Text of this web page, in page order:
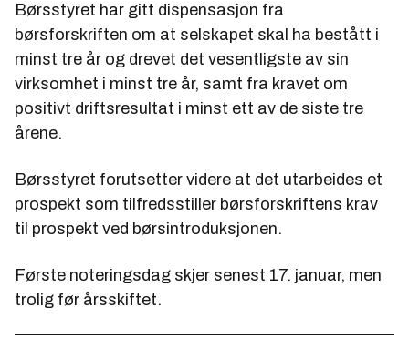
Børsstyret har gitt dispensasjon fra
børsforskriften om at selskapet skal ha bestått i
minst tre år og drevet det vesentligste av sin
virksomhet i minst tre år, samt fra kravet om
positivt driftsresultat i minst ett av de siste tre
årene.
Børsstyret forutsetter videre at det utarbeides et
prospekt som tilfredsstiller børsforskriftens krav
til prospekt ved børsintroduksjonen.
Første noteringsdag skjer senest 17. januar, men
trolig før årsskiftet.